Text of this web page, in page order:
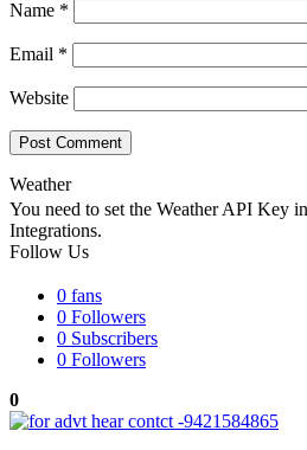
Name *
Email *
Website
Weather
You need to set the Weather API Key
Integrations.
Follow Us
0 fans
0 Followers
0 Subscribers
0 Followers
0